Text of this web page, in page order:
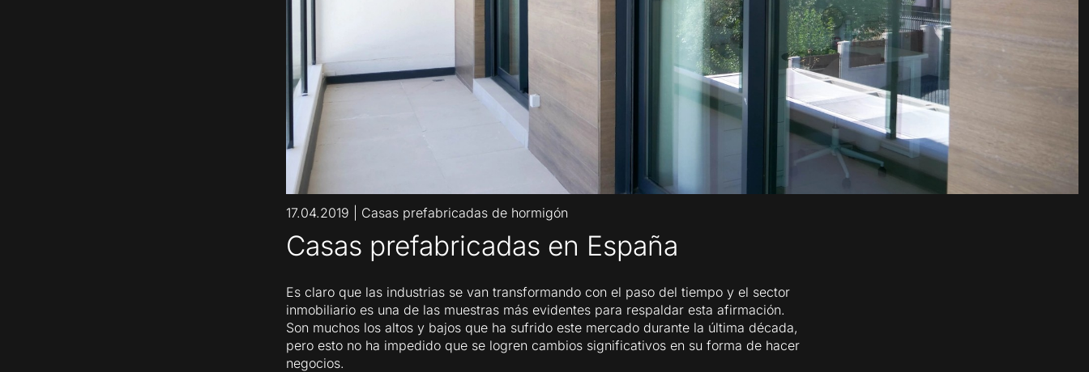
17.04.2019 Casas prefabricadas de hormigón
Casas prefabricadas en España
Es claro que las industrias se van transformando con el paso del tiempo y el sector
inmobiliario es una de las muestras más evidentes para respaldar esta afirmación.
Son muchos los altos y bajos que ha sufrido este mercado durante la última década,
pero esto no ha impedido que se logren cambios significativos en su forma de hacer
negocios.